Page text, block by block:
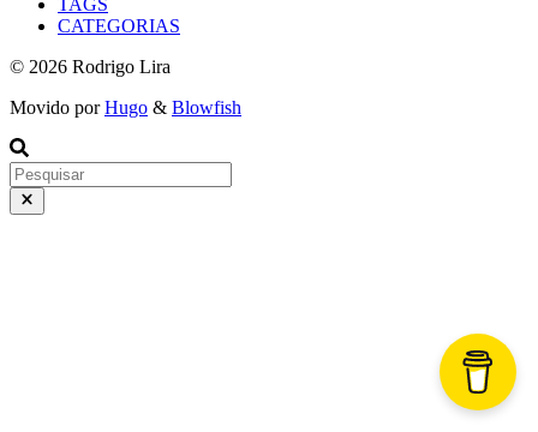
TAGS
CATEGORIAS
© 2026 Rodrigo Lira
Movido porHugo & Blowfish